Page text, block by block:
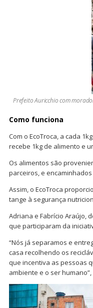
Prefeito Auricchio com
Como funciona
Com o EcoTroca, a cada
recebe 1kg de alimento e
Os alimentos são
parceiros, e
Assim, o EcoTroca
tange à segurança
Adriana e Fabrício Araújo,
que participaram da
“Nós já separamos e
casa recolhendo os
que incentiva as pessoas
ambiente e o ser